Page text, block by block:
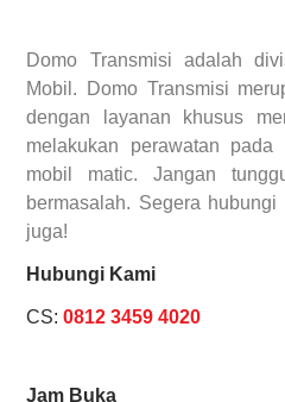
Domo Transmisi adalah
Mobil. Domo Transmisi
dengan layanan khusus
melakukan perawatan pada
mobil matic. Jangan
bermasalah. Segera hubungi
juga!
Hubungi Kami
CS:0812 3459 4020
Jam Buka